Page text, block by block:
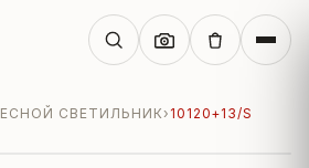
СВЕТИЛЬНИК› 10120+13/S